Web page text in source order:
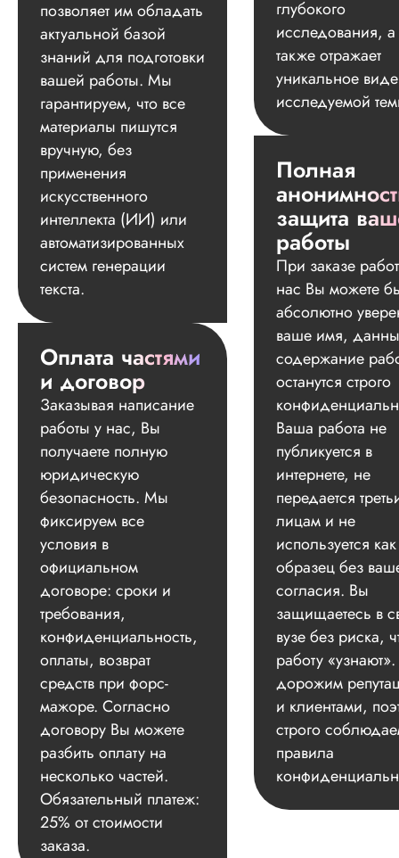
позволяет им обладать
актуальной базой
знаний для подготовки
вашей работы. Мы
гарантируем, что все
материалы пишутся
вручную, без
применения
искусственного
интеллекта (ИИ) или
автоматизированных
систем генерации
текста.
Оплата частями
и договор
Заказывая написание
работы у нас, Вы
получаете полную
юридическую
безопасность. Мы
фиксируем все
условия в
официальном
договоре: сроки и
требования,
конфиденциальность,
оплаты, возврат
средств при форс-
мажоре. Согласно
договору Вы можете
разбить оплату на
несколько частей.
Обязательный платеж:
25% от стоимости
заказа.
глубокого
исследования, а
также отражает
уникальное
исследуемой
Полная
защита
работы
При заказе
нас Вы можете
абсолютно
ваше имя,
содержание
останутся строго
Ваша работа не
публикуется в
интернете, не
передается
лицам и не
используется как
образец без
согласия. Вы
защищаетесь в
вузе без риска,
работу
дорожим
и клиентами,
строго
правила